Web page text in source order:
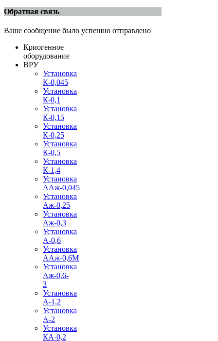
Обратная связь
Ваше сообщение было успешно отправлено
Криогенное
оборудование
ВРУ
Установка
К-0,045
Установка
К-0,1
Установка
К-0,15
Установка
К-0,25
Установка
К-0,5
Установка
К-1,4
Установка
ААж-0,045
Установка
Аж-0,25
Установка
Аж-0,3
Установка
А-0,6
Установка
ААж-0,6М
Установка
Аж-0,6-
3
Установка
А-1,2
Установка
А-2
Установка
КА-0,2